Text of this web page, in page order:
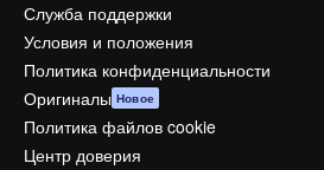
Служба поддержки
Условия и положения
Политика конфиденциальности
Оригиналы Новое
Политика файлов cookie
Центр доверия